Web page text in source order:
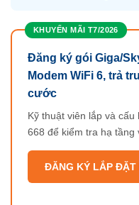
KHUYẾN MÃI T7/2026
Đăng ký gói Giga/
Modem WiFi 6, trả
cước
Kỹ thuật viên lắp và
668 để kiểm tra hạ tầng
ĐĂNG KÝ LẮP ĐẶT